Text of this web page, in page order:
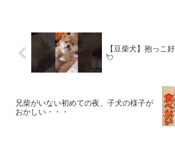
【豆柴犬】抱っこ
💘
兄柴がいない初めての夜、子犬の様子が
おかしい・・・